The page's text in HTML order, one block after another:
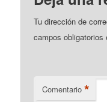
Tu dirección de
campos
Comentario *